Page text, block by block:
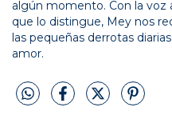
algún momento. Con la voz
que lo distingue, Mey nos
las pequeñas derrotas
amor.